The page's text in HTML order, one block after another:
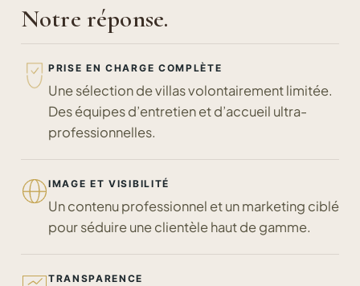
Notre réponse.
PRISE EN CHARGE COMPLÈTE
Une sélection de villas volontairement limitée.
Des équipes d’entretien et d’accueil ultra-
professionnelles.
IMAGE ET VISIBILITÉ
Un contenu professionnel et un marketing ciblé
pour séduire une clientèle haut de gamme.
TRANSPARENCE